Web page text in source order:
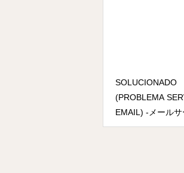
SOLUCIONADO
(PROBLEMA
EMAIL) -メールサ
正常に動作する